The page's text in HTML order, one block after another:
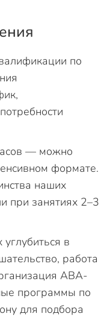
по
— можно
формате.
наших
при занятиях 2–3
в
работа
ABA-
программы по
для подбора